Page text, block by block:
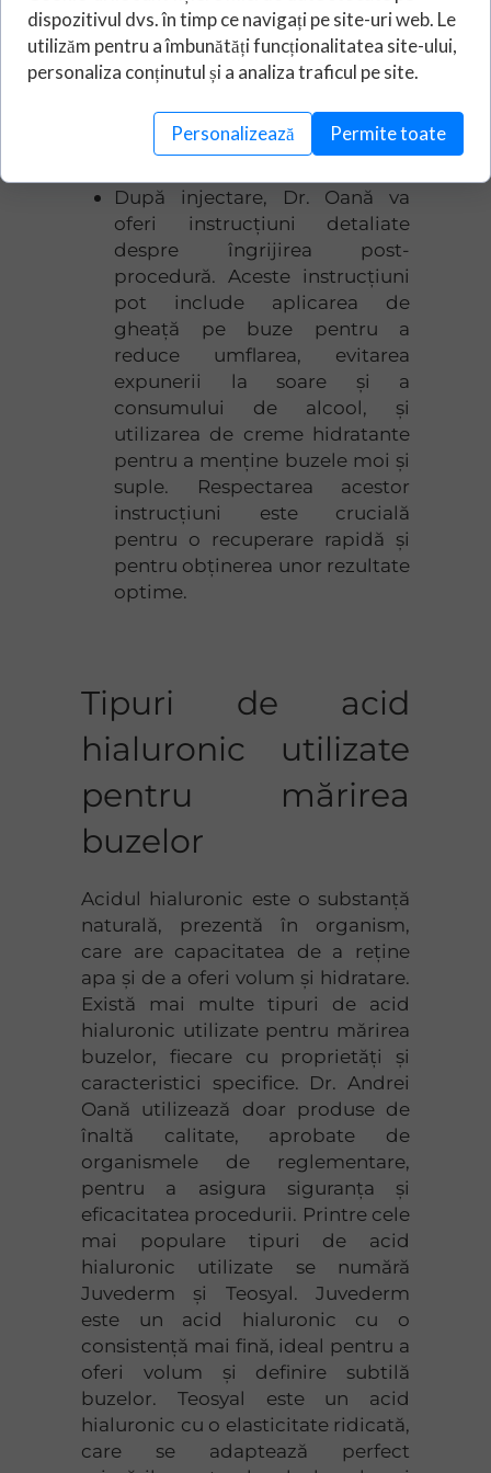
plan de tratament personalizat.
Este important să ai o
comunicare deschisă și sinceră
cu medicul pentru a te asigura
că vei obține rezultatele dorite.
După injectare, Dr. Oană va
oferi instrucțiuni detaliate
despre îngrijirea post-
procedură. Aceste instrucțiuni
pot include aplicarea de
gheață pe buze pentru a
reduce umflarea, evitarea
expunerii la soare și a
consumului de alcool, și
utilizarea de creme hidratante
pentru a menține buzele moi și
suple. Respectarea acestor
instrucțiuni este crucială
pentru o recuperare rapidă și
pentru obținerea unor rezultate
optime.
Tipuri de acid
hialuronic utilizate
pentru mărirea
buzelor
Acidul hialuronic este o substanță
naturală, prezentă în organism,
care are capacitatea de a reține
apa și de a oferi volum și hidratare.
Există mai multe tipuri de acid
hialuronic utilizate pentru mărirea
buzelor, fiecare cu proprietăți și
caracteristici specifice. Dr. Andrei
Oană utilizează doar produse de
înaltă calitate, aprobate de
organismele de reglementare,
pentru a asigura siguranța și
eficacitatea procedurii. Printre cele
mai populare tipuri de acid
hialuronic utilizate se numără
Juvederm și Teosyal. Juvederm
este un acid hialuronic cu o
consistență mai fină, ideal pentru a
oferi volum și definire subtilă
buzelor. Teosyal este un acid
hialuronic cu o elasticitate ridicată,
care se adaptează perfect
dispozitivul dvs. în timp ce navigați pe site-uri web. Le
utilizăm pentru a îmbunătăți funcționalitatea site-ului,
personaliza conținutul și a analiza traficul pe site.
Personalizează Permite toate